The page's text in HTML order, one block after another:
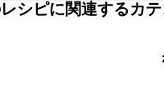
存期間は冷蔵で翌日中が目安
持ちは目安です。
シピに関連するカテ